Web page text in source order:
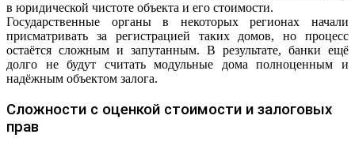
в юридической чистоте объекта и его стоимости.
Государственные органы в некоторых регионах начали
присматривать за регистрацией таких домов, но процесс
остаётся сложным и запутанным. В результате, банки ещё
долго не будут считать модульные дома полноценным и
надёжным объектом залога.
Сложности с оценкой стоимости и залоговых
прав